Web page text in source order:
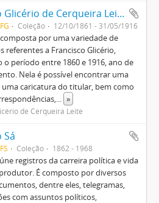
Francisco Glicério de Cerqueira Leite
Coleção 12/10/1861 - 31/05/1916
por uma variedade de
referentes a Francisco Glicério,
o período entre 1860 e 1916, ano de
Nela é possível encontrar uma
caricatura do titular, bem como
... »
de Cerqueira Leite
Sá
Coleção 1862 - 1968
registros da carreira política e vida
É composto por diversos
dentre eles, telegramas,
com assuntos políticos,